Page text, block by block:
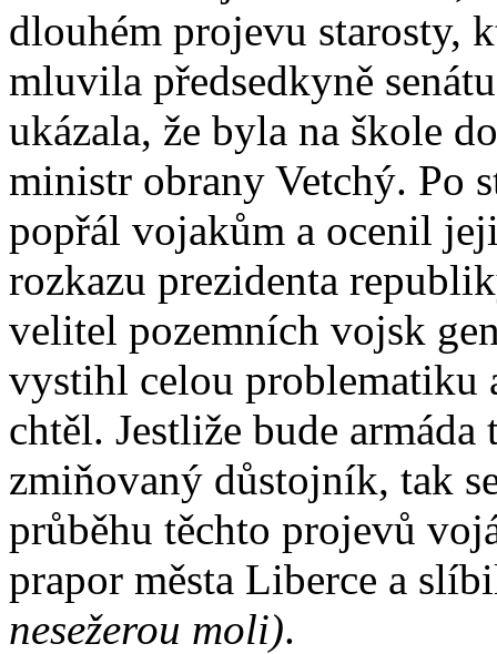
dlouhém projevu starosty,
mluvila předsedkyně
ukázala, že byla na škole
ministr obrany Vetchý. Po
popřál vojakům a ocenil
rozkazu prezidenta
velitel pozemních vojsk
vystihl celou problematiku
chtěl. Jestliže bude
zmiňovaný důstojník, tak
průběhu těchto projevů
prapor města Liberce a
nesežerou moli).